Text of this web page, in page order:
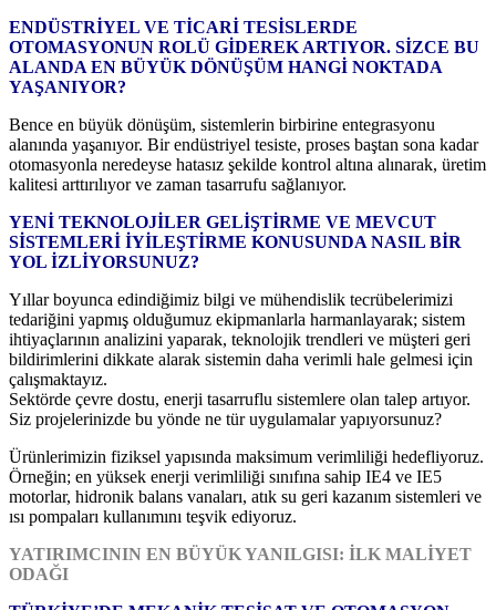
ENDÜSTRİYEL VE TİCARİ TESİSLERDE
OTOMASYONUN ROLÜ GİDEREK ARTIYOR. SİZCE BU
ALANDA EN BÜYÜK DÖNÜŞÜM HANGİ NOKTADA
YAŞANIYOR?
Bence en büyük dönüşüm, sistemlerin birbirine entegrasyonu
alanında yaşanıyor. Bir endüstriyel tesiste, proses baştan sona kadar
otomasyonla neredeyse hatasız şekilde kontrol altına alınarak, üretim
kalitesi arttırılıyor ve zaman tasarrufu sağlanıyor.
YENİ TEKNOLOJİLER GELİŞTİRME VE MEVCUT
SİSTEMLERİ İYİLEŞTİRME KONUSUNDA NASIL BİR
YOL İZLİYORSUNUZ?
Yıllar boyunca edindiğimiz bilgi ve mühendislik tecrübelerimizi
tedariğini yapmış olduğumuz ekipmanlarla harmanlayarak; sistem
ihtiyaçlarının analizini yaparak, teknolojik trendleri ve müşteri geri
bildirimlerini dikkate alarak sistemin daha verimli hale gelmesi için
çalışmaktayız.
Sektörde çevre dostu, enerji tasarruflu sistemlere olan talep artıyor.
Siz projelerinizde bu yönde ne tür uygulamalar yapıyorsunuz?
Ürünlerimizin fiziksel yapısında maksimum verimliliği hedefliyoruz.
Örneğin; en yüksek enerji verimliliği sınıfına sahip IE4 ve IE5
motorlar, hidronik balans vanaları, atık su geri kazanım sistemleri ve
ısı pompaları kullanımını teşvik ediyoruz.
YATIRIMCININ EN BÜYÜK YANILGISI: İLK MALİYET
ODAĞI